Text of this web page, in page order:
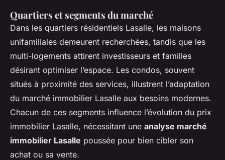
Quartiers et segments du marché
Dans les quartiers résidentiels Lasalle, les maisons
unifamiliales demeurent recherchées, tandis que les
multi-logements attirent investisseurs et familles
désirant optimiser l’espace. Les condos, souvent
situés à proximité des services, illustrent l’adaptation
du marché immobilier Lasalle aux besoins modernes.
Chacun de ces segments influence l’évolution du prix
immobilier Lasalle, nécessitant une analyse marché
immobilier Lasalle poussée pour bien cibler son
achat ou sa vente.